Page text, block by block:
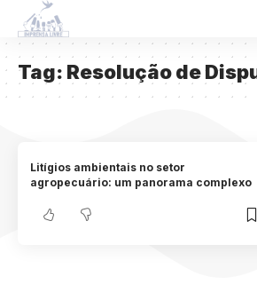
Tag: Resolução de
Litígios ambientais no setor
agropecuário: um panorama complexo